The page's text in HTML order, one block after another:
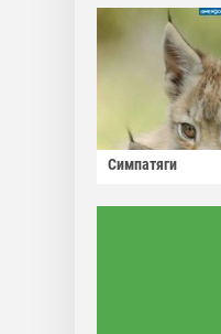
Симпатяги